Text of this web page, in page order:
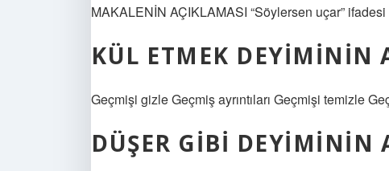
MAKALENİN AÇIKLAMASI “Söylersen uçar”
KÜL ETMEK DEYIMININ
Geçmişi gizle Geçmiş ayrıntıları Geçmişi temizle
DÜŞER GIBI DEYIMININ